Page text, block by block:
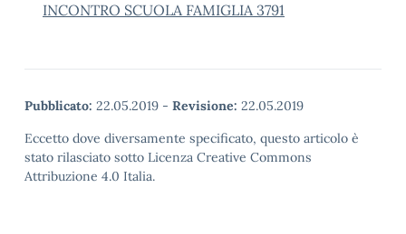
INCONTRO SCUOLA FAMIGLIA 3791
Pubblicato: 22.05.2019 - Revisione: 22.05.2019
Eccetto dove diversamente specificato, questo articolo è
stato rilasciato sotto Licenza Creative Commons
Attribuzione 4.0 Italia.